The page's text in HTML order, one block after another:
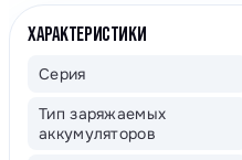
ХАРАКТЕРИСТИКИ
Серия
Тип заряжаемых
аккумуляторов